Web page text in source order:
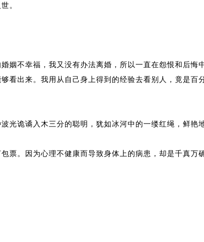
。
姻不幸福，我又没有办法离婚，所以一直在怨恨和后悔
看出来。我用从自己身上得到的经验去看别人，竟是
诡谲入木三分的聪明，犹如冰河中的一缕红绳，鲜艳
票。因为心理不健康而导致身体上的病患，却是千真万确